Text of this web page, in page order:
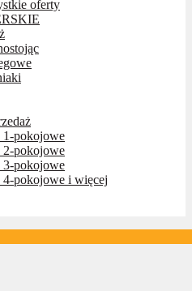
oferty
1-pokojowe
2-pokojowe
3-pokojowe
4-pokojowe i więcej